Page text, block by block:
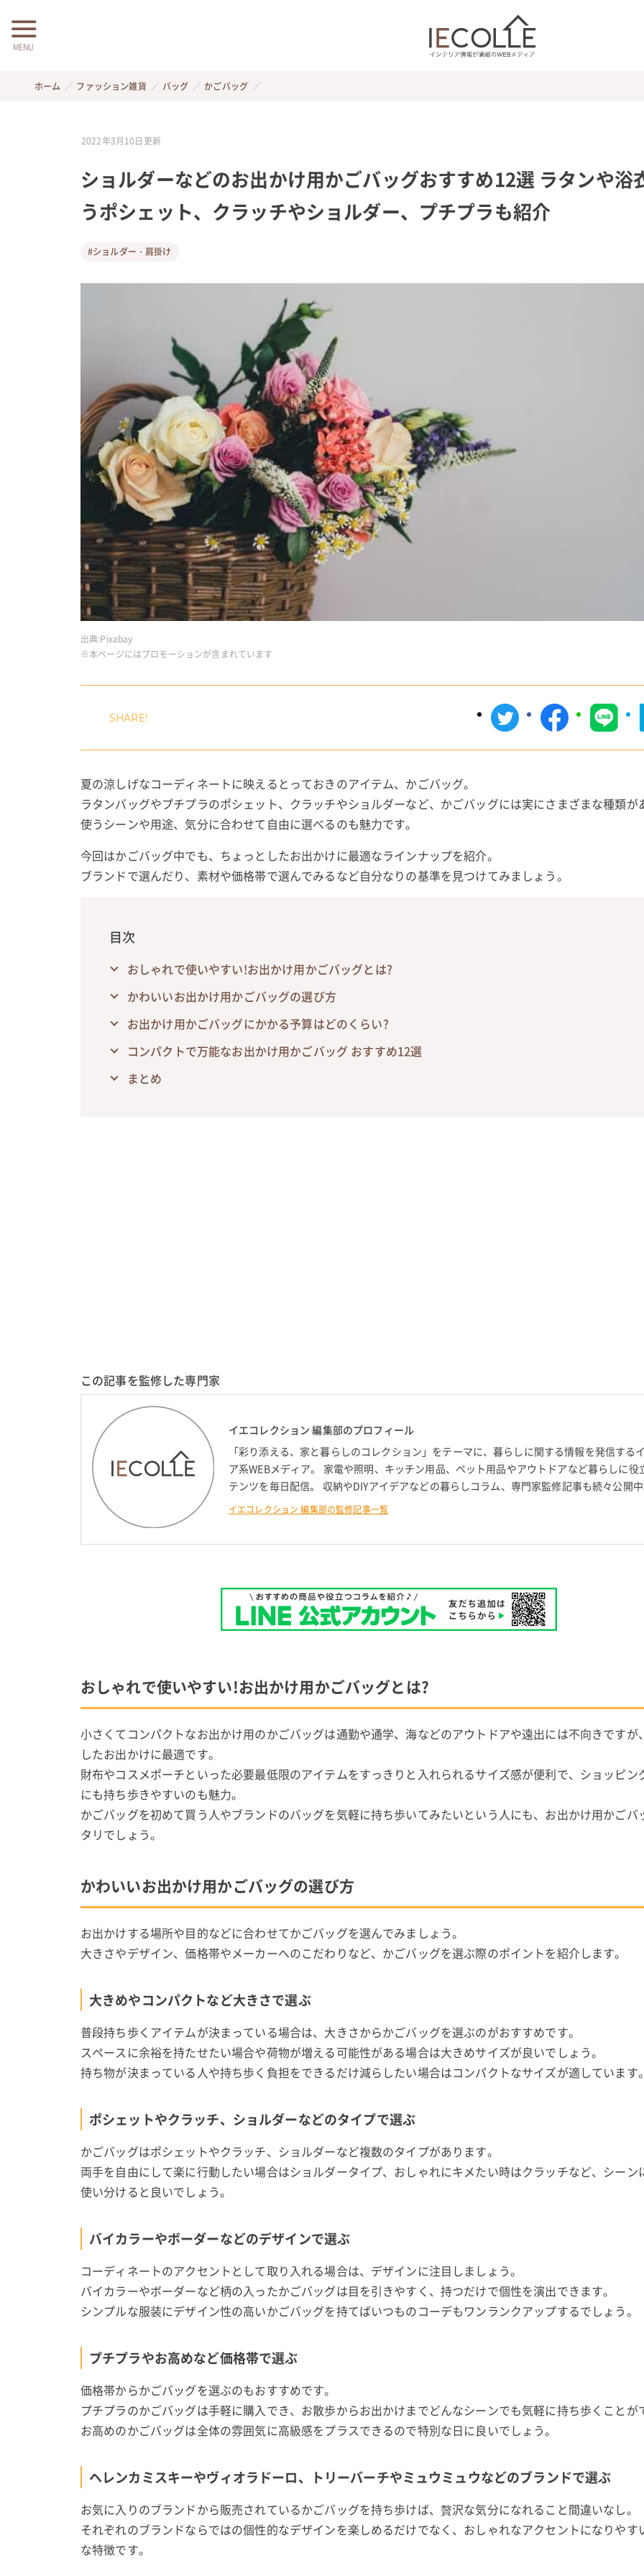
MENU
ホーム ファッション雑貨 バッグ かごバッグ
2022年3月10日 更新
ショルダーなどのお出かけ用かごバッグおすすめ12選 ラタンや浴
うポシェット、クラッチやショルダー、プチプラも紹介
#ショルダー・肩掛け
出典:Pixabay
※本ページにはプロモーションが含まれています
夏の涼しげなコーディネートに映えるとっておきのアイテム、かごバッグ。
ラタンバッグやプチプラのポシェット、クラッチやショルダーなど、かごバッグには実にさまざまな種類が
使うシーンや用途、気分に合わせて自由に選べるのも魅力です。
今回はかごバッグ中でも、ちょっとしたお出かけに最適なラインナップを紹介。
ブランドで選んだり、素材や価格帯で選んでみるなど自分なりの基準を見つけてみましょう。
目次
おしゃれで使いやすい!お出かけ用かごバッグとは?
かわいいお出かけ用かごバッグの選び方
お出かけ用かごバッグにかかる予算はどのくらい?
コンパクトで万能なお出かけ用かごバッグ おすすめ12選
まとめ
この記事を監修した専門家
イエコレクション 編集部のプロフィール
「彩り添える、家と暮らしのコレクション」をテーマに、暮らしに関する情報を発信する
ア系WEBメディア。 家電や照明、キッチン用品、ペット用品やアウトドアなど暮らしに役
テンツを毎日配信。 収納やDIYアイデアなどの暮らしコラム、専門家監修記事も続々公開中
イエコレクション 編集部の監修記事一覧
おしゃれで使いやすい!お出かけ用かごバッグとは?
小さくてコンパクトなお出かけ用のかごバッグは通勤や通学、海などのアウトドアや遠出には不向きですが
したお出かけに最適です。
財布やコスメポーチといった必要最低限のアイテムをすっきりと入れられるサイズ感が便利で、ショッピン
にも持ち歩きやすいのも魅力。
かごバッグを初めて買う人やブランドのバッグを気軽に持ち歩いてみたいという人にも、お出かけ用かごバ
タリでしょう。
かわいいお出かけ用かごバッグの選び方
お出かけする場所や目的などに合わせてかごバッグを選んでみましょう。
大きさやデザイン、価格帯やメーカーへのこだわりなど、かごバッグを選ぶ際のポイントを紹介します。
大きめやコンパクトなど大きさで選ぶ
普段持ち歩くアイテムが決まっている場合は、大きさからかごバッグを選ぶのがおすすめです。
スペースに余裕を持たせたい場合や荷物が増える可能性がある場合は大きめサイズが良いでしょう。
持ち物が決まっている人や持ち歩く負担をできるだけ減らしたい場合はコンパクトなサイズが適しています。
ポシェットやクラッチ、ショルダーなどのタイプで選ぶ
かごバッグはポシェットやクラッチ、ショルダーなど複数のタイプがあります。
両手を自由にして楽に行動したい場合はショルダータイプ、おしゃれにキメたい時はクラッチなど、シーン
使い分けると良いでしょう。
バイカラーやボーダーなどのデザインで選ぶ
コーディネートのアクセントとして取り入れる場合は、デザインに注目しましょう。
バイカラーやボーダーなど柄の入ったかごバッグは目を引きやすく、持つだけで個性を演出できます。
シンプルな服装にデザイン性の高いかごバッグを持てばいつものコーデもワンランクアップするでしょう。
プチプラやお高めなど価格帯で選ぶ
価格帯からかごバッグを選ぶのもおすすめです。
プチプラのかごバッグは手軽に購入でき、お散歩からお出かけまでどんなシーンでも気軽に持ち歩くことが
お高めのかごバッグは全体の雰囲気に高級感をプラスできるので特別な日に良いでしょう。
ヘレンカミスキーやヴィオラドーロ、トリーバーチやミュウミュウなどのブランドで選ぶ
お気に入りのブランドから販売されているかごバッグを持ち歩けば、贅沢な気分になれること間違いなし。
それぞれのブランドならではの個性的なデザインを楽しめるだけでなく、おしゃれなアクセントになりやす
な特徴です。